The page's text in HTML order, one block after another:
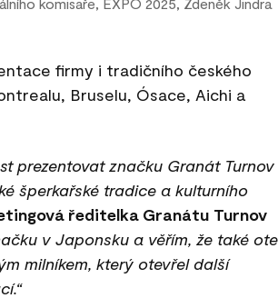
firmy i tradičního českého
Bruselu, Ósace, Aichi a
prezentovat značku Granát
šperkařské tradice a kulturního
ředitelka Granátu Turnov
v Japonsku a věřím, že také
milníkem, který otevřel další